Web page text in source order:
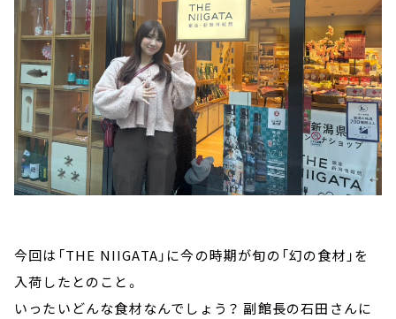
今回は「THE NIIGATA」に今の時期が旬の「幻の食材」を
入荷したとのこと。
いったいどんな食材なんでしょう？ 副館長の石田さんに